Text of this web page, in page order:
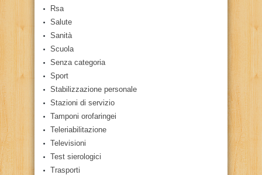
Rsa
Salute
Sanità
Scuola
Senza categoria
Sport
Stabilizzazione personale
Stazioni di servizio
Tamponi orofaringei
Teleriabilitazione
Televisioni
Test sierologici
Trasporti